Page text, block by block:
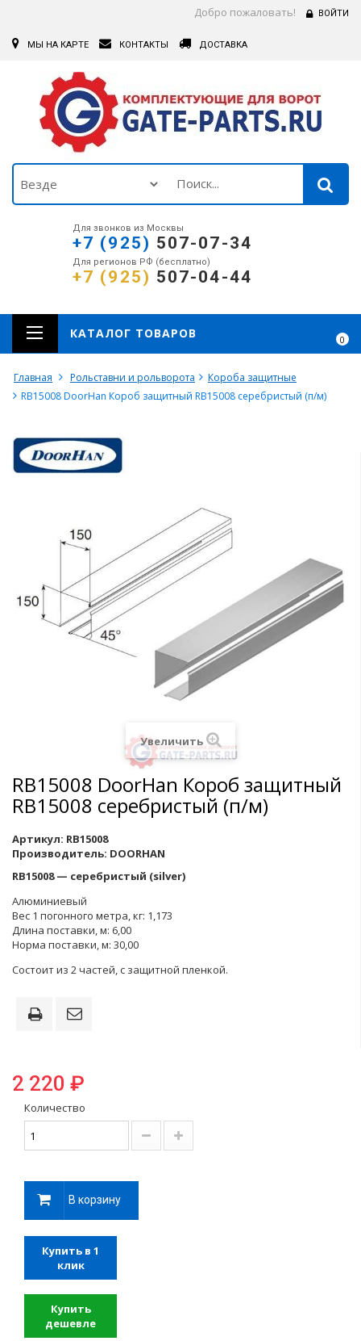
Добро пожаловать! ВОЙТИ
МЫ НА КАРТЕ КОНТАКТЫ ДОСТАВКА
Для звонков из Москвы
+7 (925) 507-07-34
Для регионов РФ (бесплатно)
+7 (925) 507-04-44
0
КАТАЛОГ ТОВАРОВ
Главная Рольставни и рольворота
Короба защитные
RB15008 DoorHan Короб защитный RB15008 серебристый (п/м)
Увеличить
RB15008 DoorHan Короб защитный
RB15008 серебристый (п/м)
Артикул: RB15008
Производитель: DOORHAN
RB15008 — серебристый (silver)
Алюминиевый
Вес 1 погонного метра, кг: 1,173
Длина поставки, м: 6,00
Норма поставки, м: 30,00
Состоит из 2 частей, с защитной пленкой.
2 220 ₽
Количество
В корзину
Купить в 1
клик
Купить
дешевле